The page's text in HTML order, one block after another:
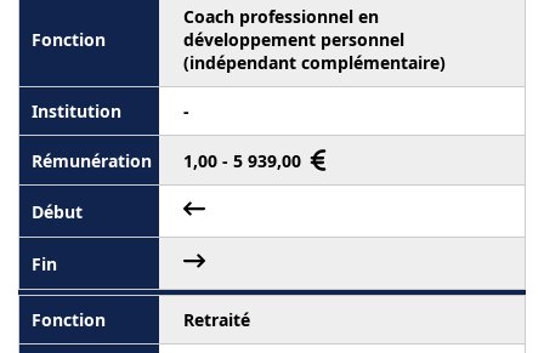
Coach professionnel en
développement personnel
(indépendant complémentaire)
-
1,00 - 5 939,00
Retraité